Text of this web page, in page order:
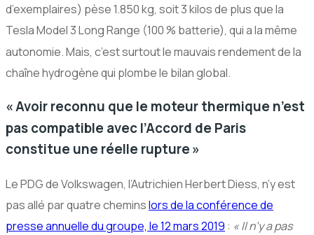
d’exemplaires) pèse 1.850 kg, soit 3 kilos de plus que la
Tesla Model 3 Long Range (100 % batterie), qui a la même
autonomie. Mais, c’est surtout le mauvais rendement de la
chaîne hydrogène qui plombe le bilan global.
«Avoir reconnu que le moteur thermique n’est
pas compatible avec l’Accord de Paris
constitue une réelle rupture»
LePDGde Volkswagen, l’Autrichien Herbert Diess, n’y est
pas allé par quatre cheminslors de la conférence de
presse annuelle du groupe, le 12 mars 2019 : «Il n’y a pas